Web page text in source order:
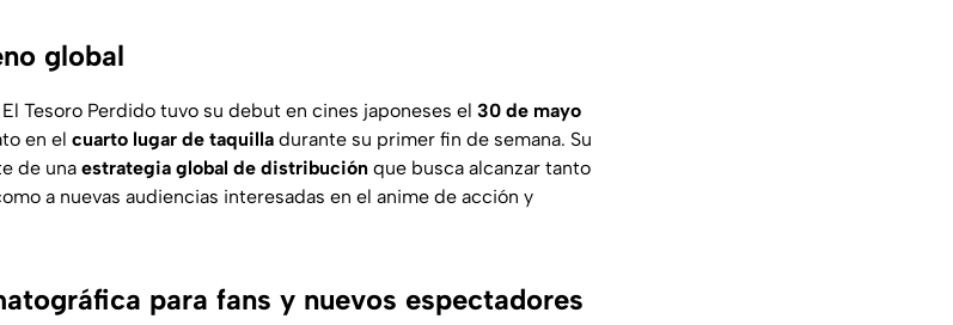
global
Tesoro Perdido tuvo su debut en cines japoneses el 30 de mayo
en el cuarto lugar de taquilla durante su primer fin de semana. Su
de una estrategia global de distribución que busca alcanzar tanto
a nuevas audiencias interesadas en el anime de acción y
para fans y nuevos espectadores